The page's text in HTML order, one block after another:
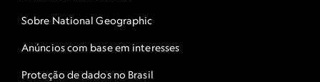
Sobre National Geographic
Anúncios com base em interesses
Proteção de dados no Brasil